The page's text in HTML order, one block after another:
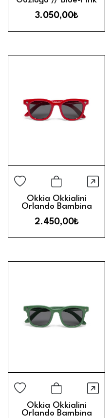
3.050,00₺
Görünüm
Sepete
Okkia Okkialini
Orlando Bambina
(6-10 Yaş) // Red
2.450,00₺
Görünüm
Sepete
Okkia Okkialini
Orlando Bambina